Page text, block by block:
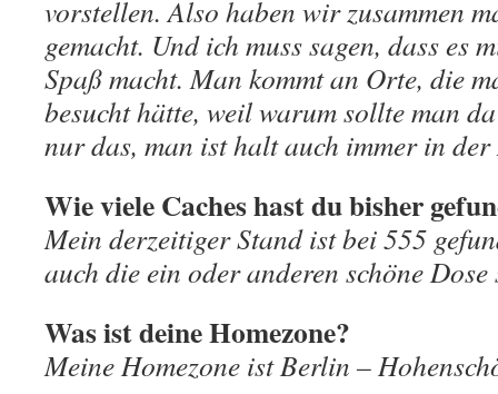
vorstellen. Also haben wir zusammen
gemacht. Und ich muss sagen, dass es
Spaß macht. Man kommt an Orte, die
besucht hätte, weil warum sollte man
nur das, man ist halt auch immer in
Wie viele Caches hast du bisher
Mein derzeitiger Stand ist bei 555
auch die ein oder anderen schöne
Was ist deine Homezone?
Meine Homezone ist Berlin –